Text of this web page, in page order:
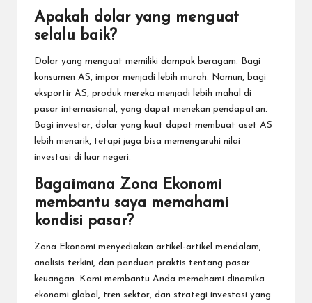
Apakah dolar yang menguat
selalu baik?
Dolar yang menguat memiliki dampak beragam. Bagi
konsumen AS, impor menjadi lebih murah. Namun, bagi
eksportir AS, produk mereka menjadi lebih mahal di
pasar internasional, yang dapat menekan pendapatan.
Bagi investor, dolar yang kuat dapat membuat aset AS
lebih menarik, tetapi juga bisa memengaruhi nilai
investasi di luar negeri.
Bagaimana Zona Ekonomi
membantu saya memahami
kondisi pasar?
Zona Ekonomi menyediakan artikel-artikel mendalam,
analisis terkini, dan panduan praktis tentang pasar
keuangan. Kami membantu Anda memahami dinamika
ekonomi global, tren sektor, dan strategi investasi yang